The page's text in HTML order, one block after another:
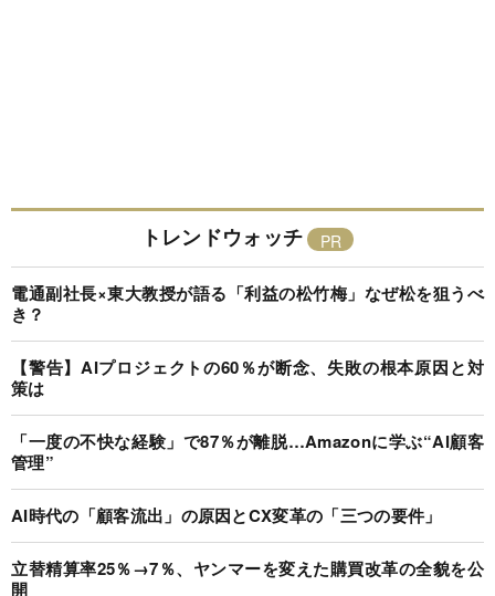
トレンドウォッチ
電通副社長×東大教授が語る「利益の松竹梅」なぜ松を狙うべ
き？
【警告】AIプロジェクトの60％が断念、失敗の根本原因と対
策は
「一度の不快な経験」で87％が離脱…Amazonに学ぶ“AI顧客
管理”
AI時代の「顧客流出」の原因とCX変革の「三つの要件」
立替精算率25％→7％、ヤンマーを変えた購買改革の全貌を公
開